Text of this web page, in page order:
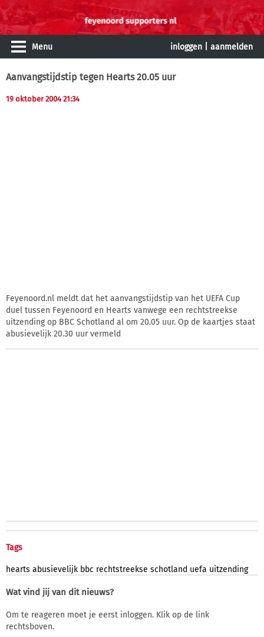
Menu inloggen aanmelden
Aanvangstijdstip tegen Hearts 20.05 uur
19 oktober 2004 21:34
Feyenoord.nl meldt dat het aanvangstijdstip van het UEFA Cup
duel tussen Feyenoord en Hearts vanwege een rechtstreekse
uitzending op BBC Schotland al om 20.05 uur. Op de kaartjes staat
abusievelijk 20.30 uur vermeld
Tags
hearts abusievelijk bbc rechtstreekse schotland uefa uitzending
Wat vind jij van dit nieuws?
Om te reageren moet je eerst inloggen. Klik op de link
rechtsboven.